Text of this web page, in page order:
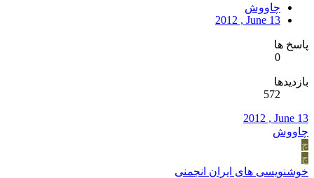
چاووش
2012 , June 13
پاسخ ها
0
بازدیدها
572
2012 , June 13
چاووش
چ
چ
خوشنویسی های ایران انجمنی